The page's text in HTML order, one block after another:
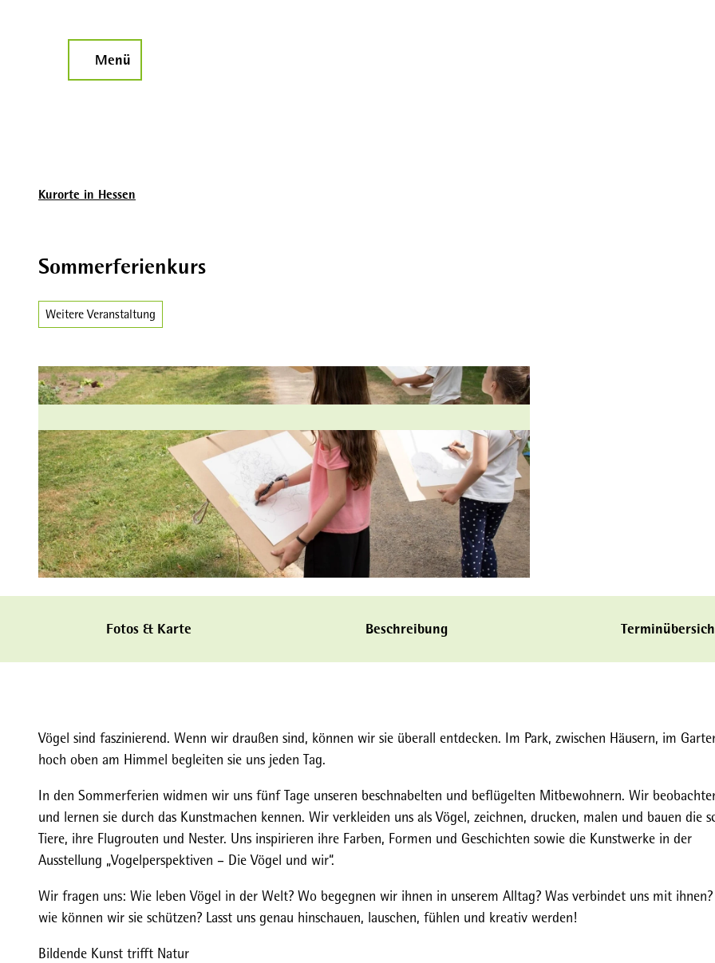
Menü
Kurorte in Hessen
Sommerferienkurs
Weitere Veranstaltung
Fotos & Karte Beschreibung
Vögel sind faszinierend. Wenn wir draußen sind, können wir sie überall entdecken. Im Park, zwischen Häusern, im
hoch oben am Himmel begleiten sie uns jeden Tag.
In den Sommerferien widmen wir uns fünf Tage unseren beschnabelten und beflügelten Mitbewohnern. Wir
und lernen sie durch das Kunstmachen kennen. Wir verkleiden uns als Vögel, zeichnen, drucken, malen und bauen die
Tiere, ihre Flugrouten und Nester. Uns inspirieren ihre Farben, Formen und Geschichten sowie die Kunstwerke in der
Ausstellung „Vogelperspektiven – Die Vögel und wir“.
Wir fragen uns: Wie leben Vögel in der Welt? Wo begegnen wir ihnen in unserem Alltag? Was verbindet uns mit
wie können wir sie schützen? Lasst uns genau hinschauen, lauschen, fühlen und kreativ werden!
Bildende Kunst trifft Natur